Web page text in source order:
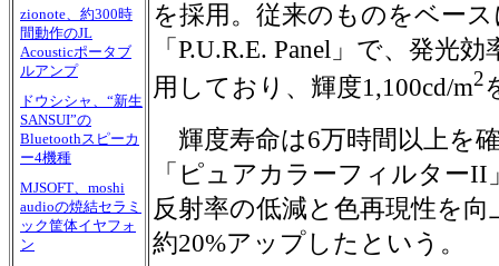
zionote、約300時
間動作のJL
Acousticポータブ
ルアンプ
ドウシシャ、“新生
SANSUI”の
Bluetoothスピーカ
ー4機種
MJSOFT、moshi
audioの焼結セラミ
ック筐体イヤフォ
ン
を採用。従来のものをベー
「P.U.R.E. Panel」で、発光
用しており、輝度1,100cd/m2
輝度寿命は6万時間以上を
「ピュアカラーフィルター
反射率の低減と色再現性を
約20%アップしたという。